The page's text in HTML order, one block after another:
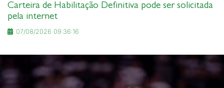
Carteira de Habilitação Definitiva pode ser solicitada
pela internet
07/08/2026 09:36:16